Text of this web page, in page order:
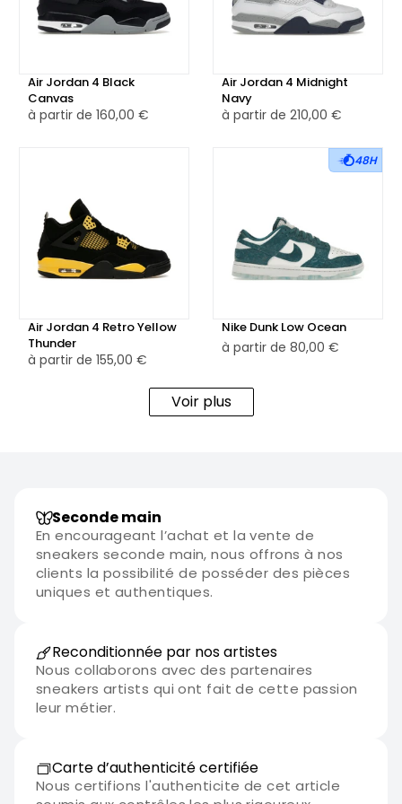
Air Jordan 4 Black
Canvas
à partir de 160,00 €
Air Jordan 4 Midnight
Navy
à partir de 210,00 €
Air Jordan 4 Retro Yellow
Thunder
à partir de 155,00 €
48H
Nike Dunk Low Ocean
à partir de 80,00 €
Voir plus
Seconde main
En encourageant l’achat et la vente de
sneakers seconde main, nous offrons à nos
clients la possibilité de posséder des pièces
uniques et authentiques.
Reconditionnée par nos artistes
Nous collaborons avec des partenaires
sneakers artists qui ont fait de cette passion
leur métier.
Carte d’authenticité certifiée
Nous certifions l'authenticite de cet article